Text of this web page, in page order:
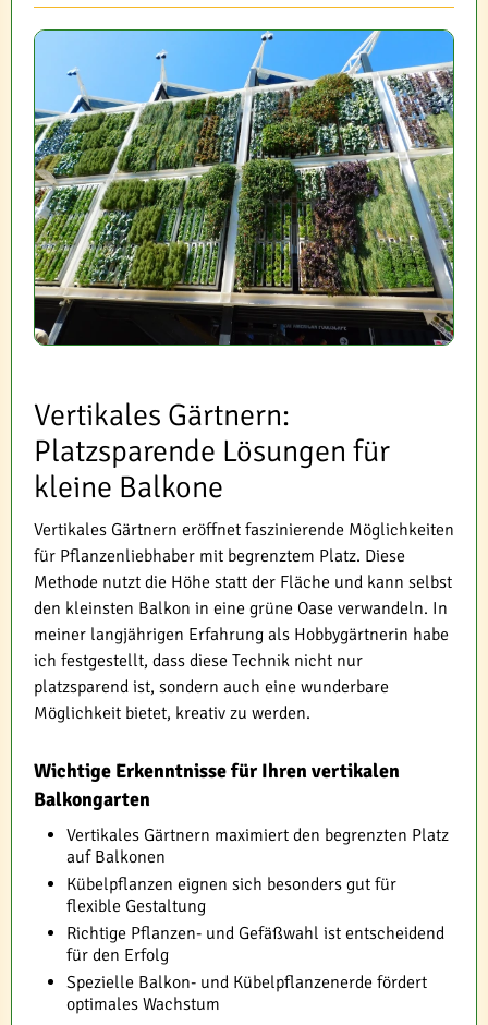
Vertikales Gärtnern:
Platzsparende Lösungen für
kleine Balkone
Vertikales Gärtnern eröffnet faszinierende Möglichkeiten
für Pflanzenliebhaber mit begrenztem Platz. Diese
Methode nutzt die Höhe statt der Fläche und kann selbst
den kleinsten Balkon in eine grüne Oase verwandeln. In
meiner langjährigen Erfahrung als Hobbygärtnerin habe
ich festgestellt, dass diese Technik nicht nur
platzsparend ist, sondern auch eine wunderbare
Möglichkeit bietet, kreativ zu werden.
Wichtige Erkenntnisse für Ihren vertikalen
Balkongarten
Vertikales Gärtnern maximiert den begrenzten Platz
auf Balkonen
Kübelpflanzen eignen sich besonders gut für
flexible Gestaltung
Richtige Pflanzen- und Gefäßwahl ist entscheidend
für den Erfolg
Spezielle Balkon- und Kübelpflanzenerde fördert
optimales Wachstum